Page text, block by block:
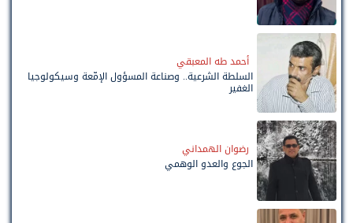
أحمد طه المعبقي
السلطة الشرعية.. وصناعة المسؤول الإمّعة وسيكولوجيا
الغفير
رضوان الهمداني
الجوع والعدو الوهمي